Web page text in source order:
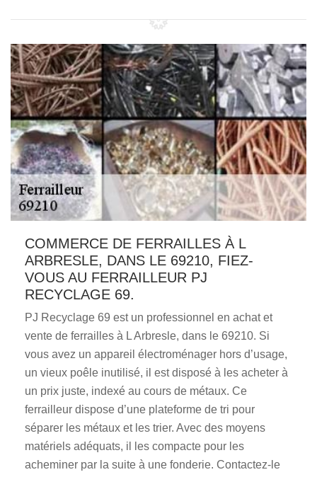
COMMERCE DE FERRAILLES À L
ARBRESLE, DANS LE 69210, FIEZ-
VOUS AU FERRAILLEUR PJ
RECYCLAGE 69.
PJ Recyclage 69 est un professionnel en achat et
vente de ferrailles à L Arbresle, dans le 69210. Si
vous avez un appareil électroménager hors d’usage,
un vieux poêle inutilisé, il est disposé à les acheter à
un prix juste, indexé au cours de métaux. Ce
ferrailleur dispose d’une plateforme de tri pour
séparer les métaux et les trier. Avec des moyens
matériels adéquats, il les compacte pour les
acheminer par la suite à une fonderie. Contactez-le